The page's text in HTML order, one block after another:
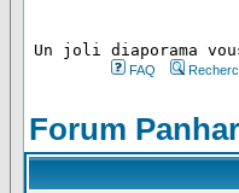
Un joli diaporama
FAQ
Forum